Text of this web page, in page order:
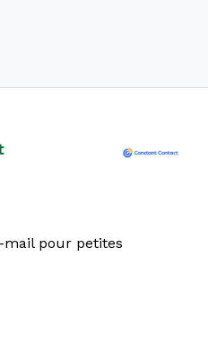
mail pour petites